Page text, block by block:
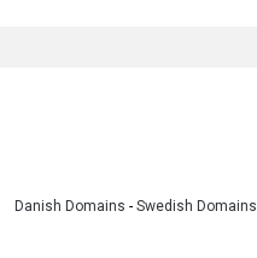
Danish Domains - Swedish Domains